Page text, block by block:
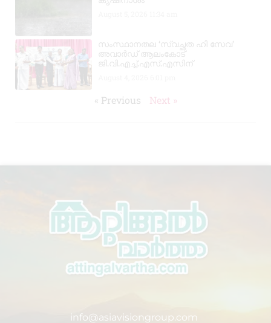
സംസ്ഥാനതല ‘സ്വച്ഛത ഹി സേവ’
അവാർഡ് ആലംകോട്
ജി.വി.എച്ച്.എസ്.എസിന്
« Previous Next »
info@asiavisiongroup.com